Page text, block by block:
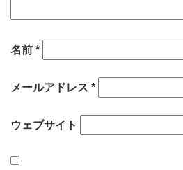
名前 *
メールアドレス *
ウェブサイト